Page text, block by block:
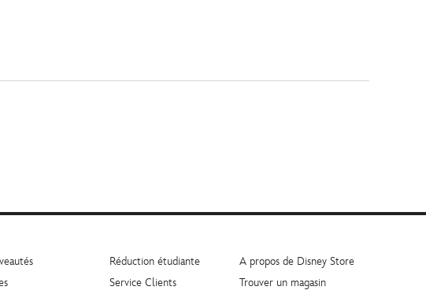
Réduction étudiante
Service Clients
A propos de Disney Store
Trouver un magasin